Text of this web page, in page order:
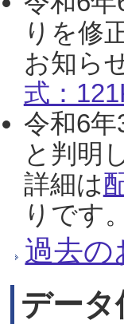
りを修
お知ら
式：
令和6
と判明
詳細は
りです
過去の
デー